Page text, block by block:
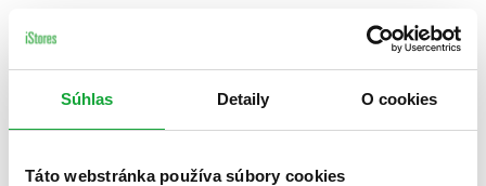
Súhlas Detaily O cookies
Táto webstránka používa súbory cookies